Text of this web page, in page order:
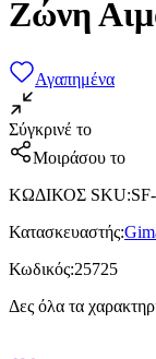
Ζώνη
Αγαπημένα
Σύγκρινέ το
Μοιράσου το
ΚΩΔΙΚΟΣ SKU:
Κατασκευαστής:
Κωδικός:25725
Δες όλα τα